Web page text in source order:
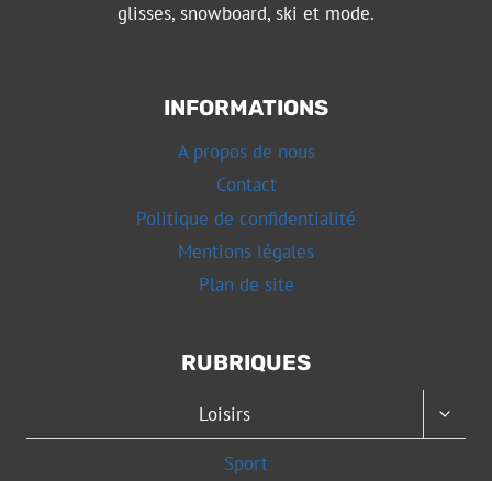
glisses, snowboard, ski et mode.
INFORMATIONS
A propos de nous
Contact
Politique de confidentialité
Mentions légales
Plan de site
RUBRIQUES
Loisirs
Sport